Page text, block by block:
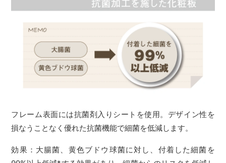
フレーム表面には抗菌剤入りシートを使用。デザイン性を
損なうことなく優れた抗菌機能で細菌を低減します。
効果：大腸菌、黄色ブドウ球菌に対し、付着した細菌を